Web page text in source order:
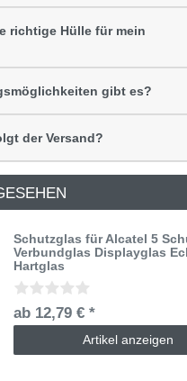
richtige Hülle für mein
gibt es?
der Versand?
Schutzglas für Alcatel 5
Verbundglas Displayglas
Hartglas
ab 12,79 € *
Artikel anzeigen